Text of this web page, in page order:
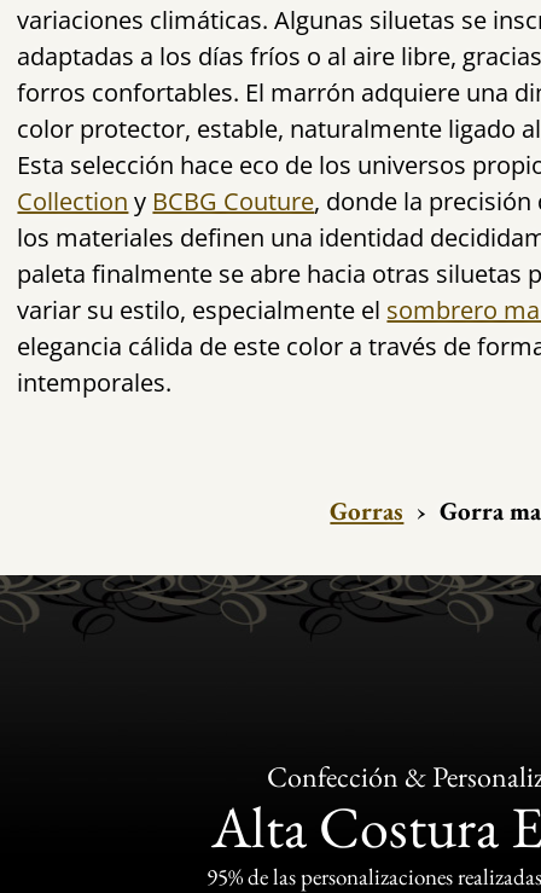
variaciones climáticas. Algunas siluetas se
adaptadas a los días fríos o al aire libre,
forros confortables. El marrón adquiere una
color protector, estable, naturalmente ligado
Esta selección hace eco de los universos
Collection y BCBG Couture, donde la precisión
los materiales definen una identidad
paleta finalmente se abre hacia otras siluetas
variar su estilo, especialmente el sombrero
elegancia cálida de este color a través de
intemporales.
Gorras › Gorra
Confección &
Alta Costura
95% de las personalizaciones